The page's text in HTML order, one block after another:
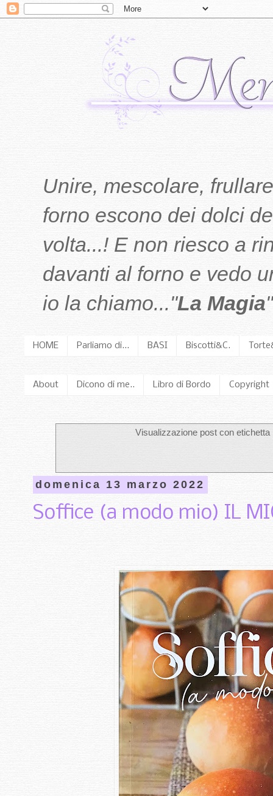
Unire, mescolare,
forno escono dei dolci
volta...! E non riesco a
davanti al forno e vedo
io la chiamo..."La Magia
HOME Parliamo di... BASI Biscotti&C.
About Dicono di me.. Libro di Bordo Copyright
Visualizzazione post con etichetta
domenica 13 marzo 2022
Soffice (a modo mio) IL